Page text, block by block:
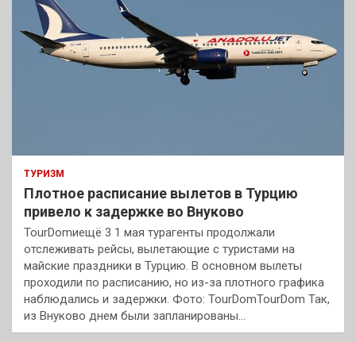
ТУРИЗМ
Плотное расписание вылетов в Турцию
привело к задержке во Внуково
TourDomиещё 3 1 мая турагенты продолжали
отслеживать рейсы, вылетающие с туристами на
майские праздники в Турцию. В основном вылеты
проходили по расписанию, но из-за плотного графика
наблюдались и задержки. Фото: TourDomTourDom Так,
из Внуково днем были запланированы…